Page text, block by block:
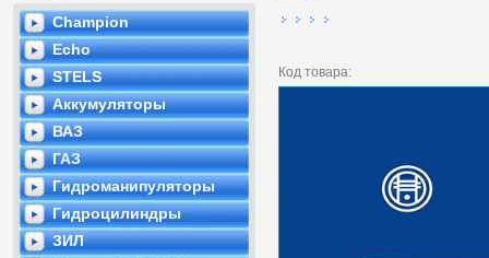
Champion
Echo
STELS
Аккумуляторы
ВАЗ
ГАЗ
Гидроманипуляторы
Гидроцилиндры
ЗИЛ
Код товара: